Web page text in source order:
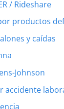
/ Rideshare
productos
y caídas
Johnson
accidente